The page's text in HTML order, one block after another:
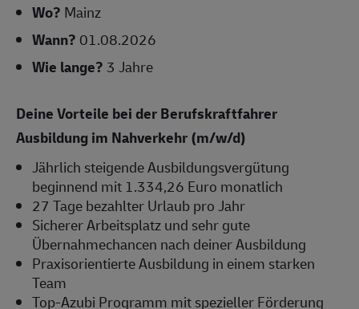
Wo? Mainz
Wann? 01.08.2026
Wie lange? 3 Jahre
Deine Vorteile bei der Berufskraftfahrer
Ausbildung im Nahverkehr (m/w/d)
Jährlich steigende Ausbildungsvergütung
beginnend mit 1.334,26 Euro monatlich
27 Tage bezahlter Urlaub pro Jahr
Sicherer Arbeitsplatz und sehr gute
Übernahmechancen nach deiner Ausbildung
Praxisorientierte Ausbildung in einem starken
Team
Top-Azubi Programm mit spezieller Förderung